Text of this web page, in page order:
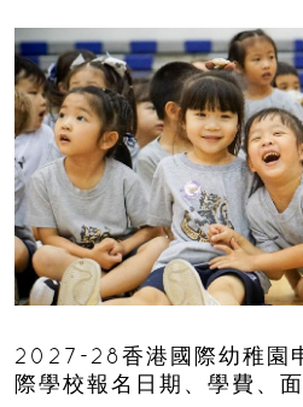
2027-28香港國際幼稚園
際學校報名日期、學費、